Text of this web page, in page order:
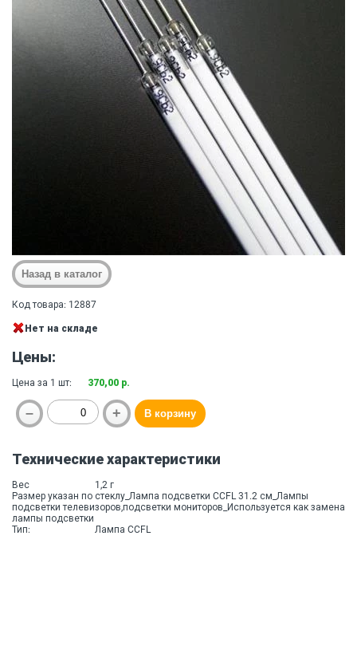
Код товара: 12887
Нет на складе
Цены:
Цена за 1 шт: 370,00 р.
Технические характеристики
Вес
1,2 г
Размер указан по стеклу_Лампа подсветки CCFL 31.2 см_Лампы
подсветки телевизоров,подсветки мониторов_Используется как замена
лампы подсветки
Тип:
Лампа CCFL